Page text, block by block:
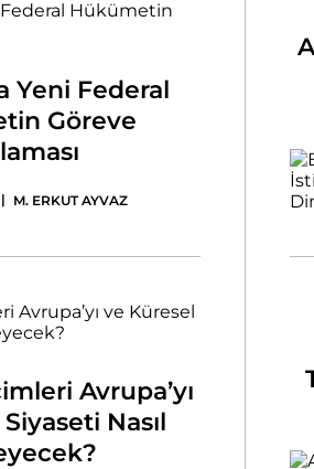
Yeni Federal
Göreve
| M. ERKUT AYVAZ
Avrupa’yı
Nasıl